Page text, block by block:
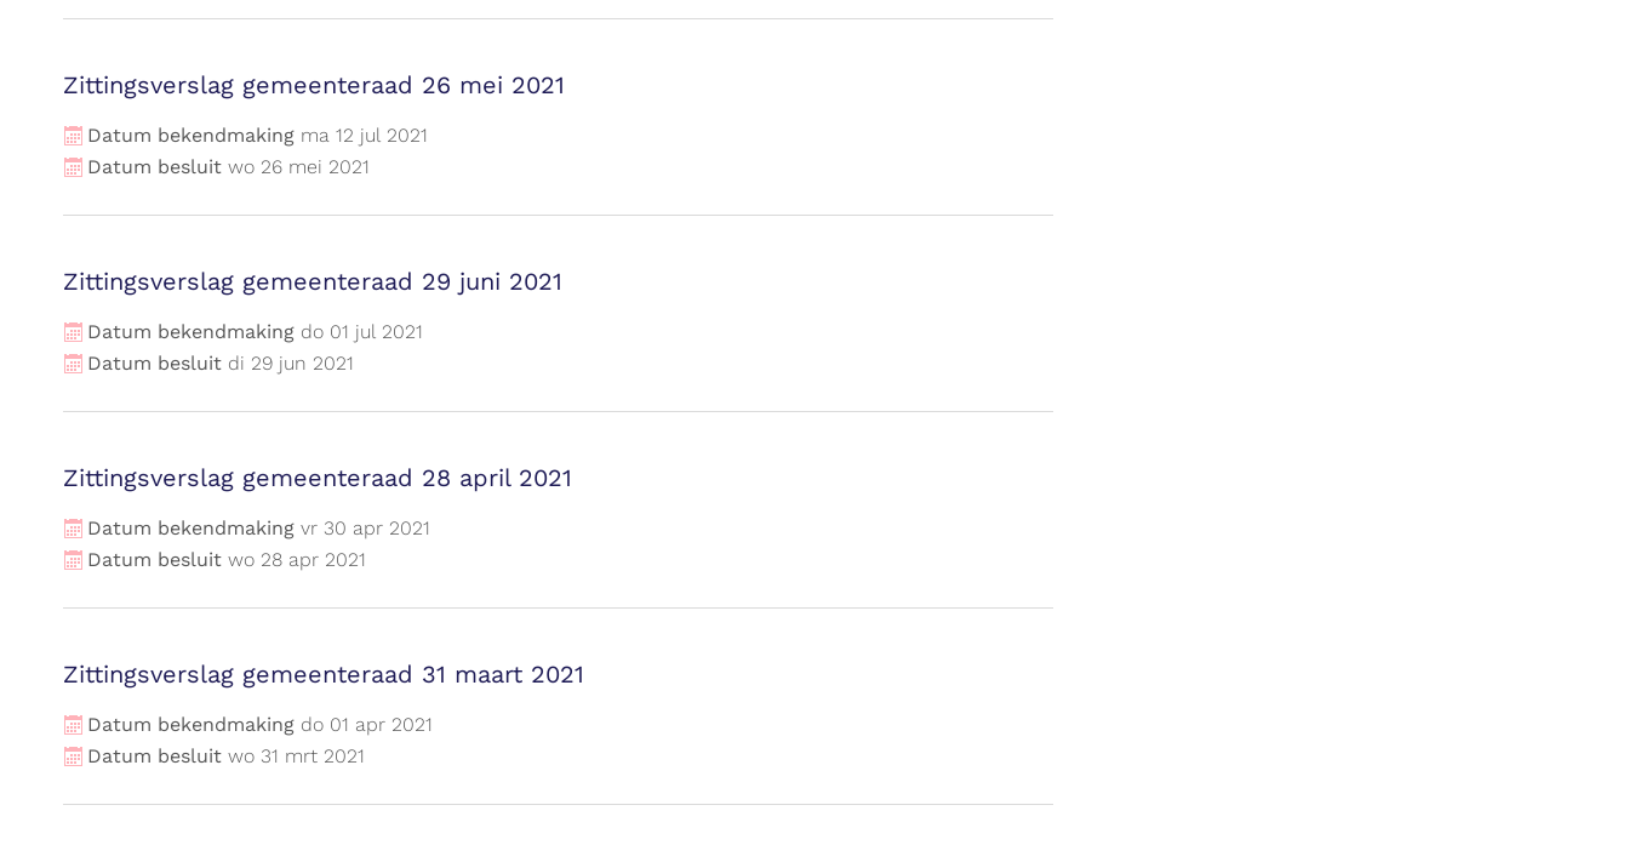
Zittingsverslag gemeenteraad 26 mei 2021
Datum bekendmaking ma 12 jul 2021
Datum besluit wo 26 mei 2021
Zittingsverslag gemeenteraad 29 juni 2021
Datum bekendmaking do 01 jul 2021
Datum besluit di 29 jun 2021
Zittingsverslag gemeenteraad 28 april 2021
Datum bekendmaking vr 30 apr 2021
Datum besluit wo 28 apr 2021
Zittingsverslag gemeenteraad 31 maart 2021
Datum bekendmaking do 01 apr 2021
Datum besluit wo 31 mrt 2021